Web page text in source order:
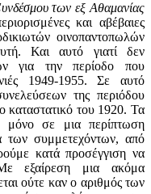
των εξ Αθαμανίας
και αβέβαιες
οινοπαντοπωλών
Και αυτό γιατί δεν
για την περίοδο που
1949-1955. Σε αυτό
της περιόδου
καταστατικό του 1920. Τα
μόνο σε μια περίπτωση
των συμμετεχόντων, από
κατά προσέγγιση να
εξαίρεση μια ακόμα
ούτε καν ο αριθμός των